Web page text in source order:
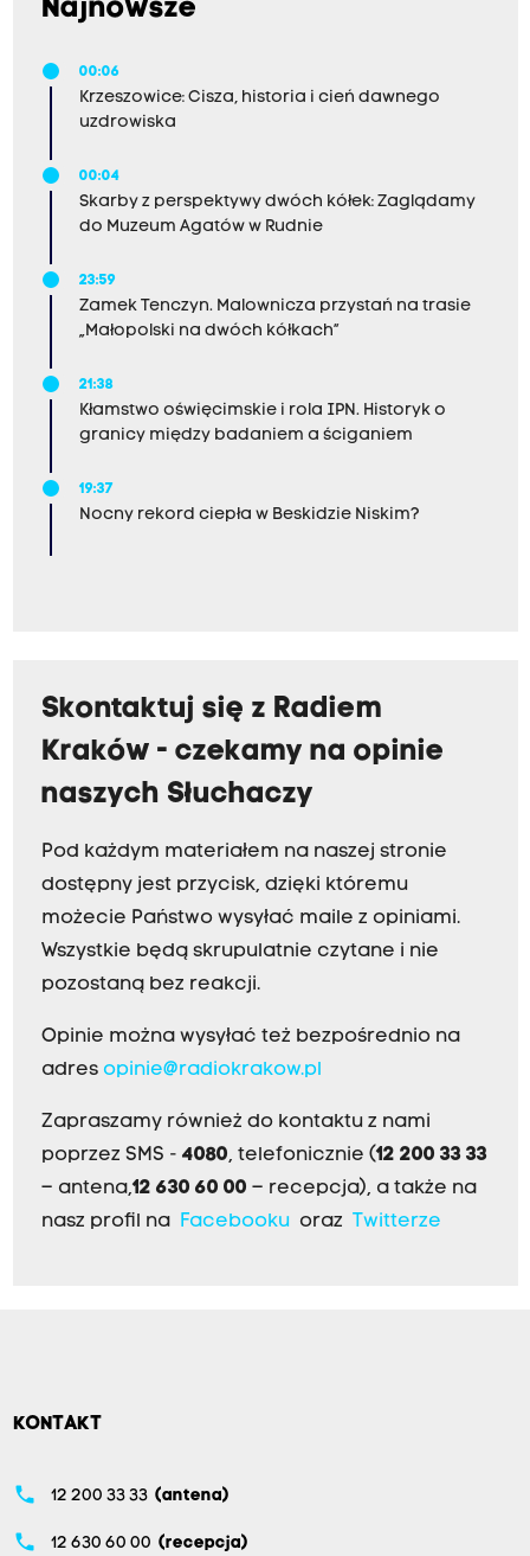
Najnowsze
00:06
Krzeszowice: Cisza, historia i cień dawnego
uzdrowiska
00:04
Skarby z perspektywy dwóch kółek: Zaglądamy
do Muzeum Agatów w Rudnie
23:59
Zamek Tenczyn. Malownicza przystań na trasie
„Małopolski na dwóch kółkach”
21:38
Kłamstwo oświęcimskie i rola IPN. Historyk o
granicy między badaniem a ściganiem
19:37
Nocny rekord ciepła w Beskidzie Niskim?
Skontaktuj się z Radiem
Kraków - czekamy na opinie
naszych Słuchaczy
Pod każdym materiałem na naszej stronie
dostępny jest przycisk, dzięki któremu
możecie Państwo wysyłać maile z opiniami.
Wszystkie będą skrupulatnie czytane i nie
pozostaną bez reakcji.
Opinie można wysyłać też bezpośrednio na
adres opinie@radiokrakow.pl
Zapraszamy również do kontaktu z nami
poprzez SMS - 4080, telefonicznie (12 200 33 33
– antena,12 630 60 00 – recepcja), a także na
nasz profil na
Facebookuoraz Twitterze
KONTAKT
phone 12 200 33 33 (antena)
phone 12 630 60 00 (recepcja)